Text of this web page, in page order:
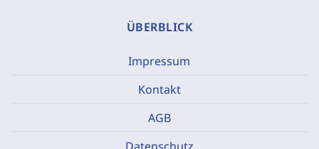
ÜBERBLICK
Impressum
Kontakt
AGB
Datenschutz